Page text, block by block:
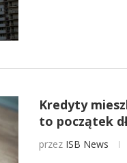
Kredyty
to początek
przez ISB News